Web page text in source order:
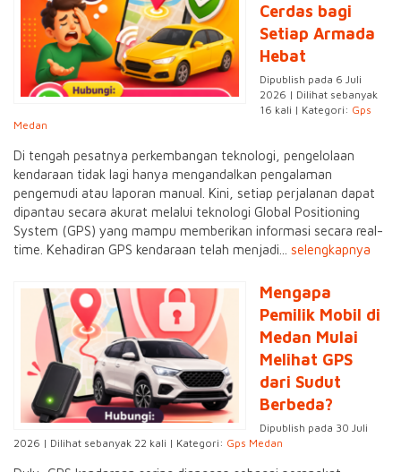
Cerdas bagi
Setiap Armada
Hebat
Dipublish pada 6 Juli
2026 | Dilihat sebanyak
16 kali | Kategori: Gps
Medan
Di tengah pesatnya perkembangan teknologi, pengelolaan
kendaraan tidak lagi hanya mengandalkan pengalaman
pengemudi atau laporan manual. Kini, setiap perjalanan dapat
dipantau secara akurat melalui teknologi Global Positioning
System (GPS) yang mampu memberikan informasi secara real-
time. Kehadiran GPS kendaraan telah menjadi... selengkapnya
Mengapa
Pemilik Mobil di
Medan Mulai
Melihat GPS
dari Sudut
Berbeda?
Dipublish pada 30 Juli
2026 | Dilihat sebanyak 22 kali | Kategori: Gps Medan